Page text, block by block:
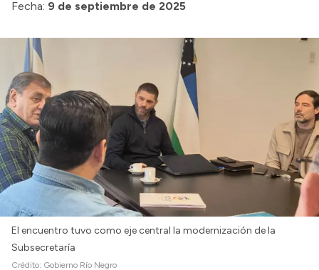
Fecha: 9 de septiembre de 2025
El encuentro tuvo como eje central la modernización de la
Subsecretaría
Crédito: Gobierno Río Negro